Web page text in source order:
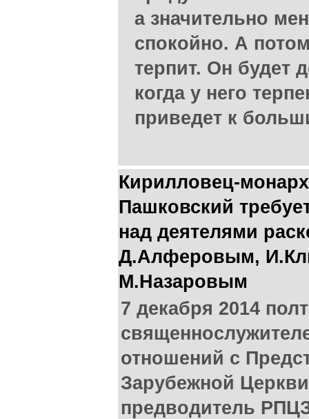
а значительно
спокойно. А
терпит. Он будет
когда у него
приведет к
Кирилловец-
Пашковский
над деятелями
Д.Алферовым,
М.Назаровым
7 декабря 2014
отношений с
Зарубежной
предводитель